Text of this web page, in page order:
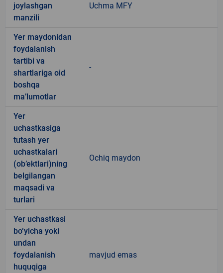
joylashgan
manzili
Uchma MFY
Yer maydonidan
foydalanish
tartibi va
shartlariga oid
boshqa
ma’lumotlar
-
Yer
uchastkasiga
tutash yer
uchastkalari
(ob’ektlari)ning
belgilangan
maqsadi va
turlari
Ochiq maydon
Yer uchastkasi
bo‘yicha yoki
undan
foydalanish
huquqiga
mavjud emas